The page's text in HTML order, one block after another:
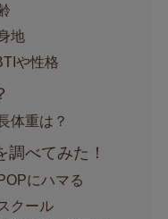
地
や性格
体重は？
べてみた！
にハマる
クール